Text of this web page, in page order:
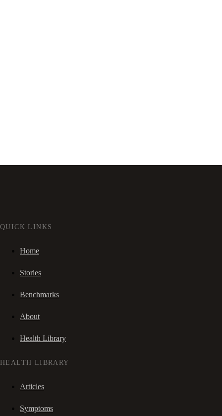
QUICK LINKS
Home
Stories
Benchmarks
About
Health Library
HEALTH LIBRARY
Articles
Symptoms